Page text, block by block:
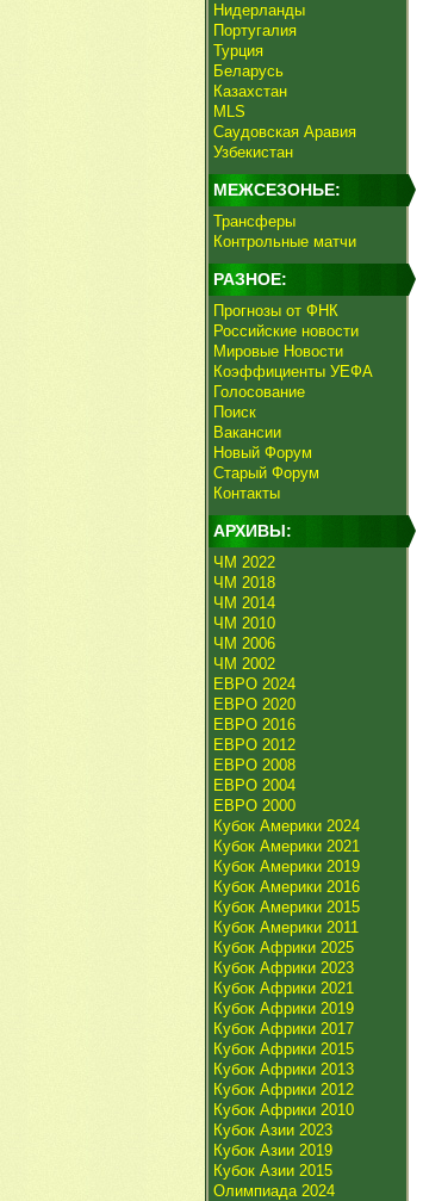
Нидерланды
Португалия
Турция
Беларусь
Казахстан
MLS
Саудовская Аравия
Узбекистан
МЕЖСЕЗОНЬЕ:
Трансферы
Контрольные матчи
РАЗНОЕ:
Прогнозы от ФНК
Российские новости
Мировые Новости
Коэффициенты УЕФА
Голосование
Поиск
Вакансии
Новый Форум
Старый Форум
Контакты
АРХИВЫ:
ЧМ 2022
ЧМ 2018
ЧМ 2014
ЧМ 2010
ЧМ 2006
ЧМ 2002
ЕВРО 2024
ЕВРО 2020
ЕВРО 2016
ЕВРО 2012
ЕВРО 2008
ЕВРО 2004
ЕВРО 2000
Кубок Америки 2024
Кубок Америки 2021
Кубок Америки 2019
Кубок Америки 2016
Кубок Америки 2015
Кубок Америки 2011
Кубок Африки 2025
Кубок Африки 2023
Кубок Африки 2021
Кубок Африки 2019
Кубок Африки 2017
Кубок Африки 2015
Кубок Африки 2013
Кубок Африки 2012
Кубок Африки 2010
Кубок Азии 2023
Кубок Азии 2019
Кубок Азии 2015
Олимпиада 2024